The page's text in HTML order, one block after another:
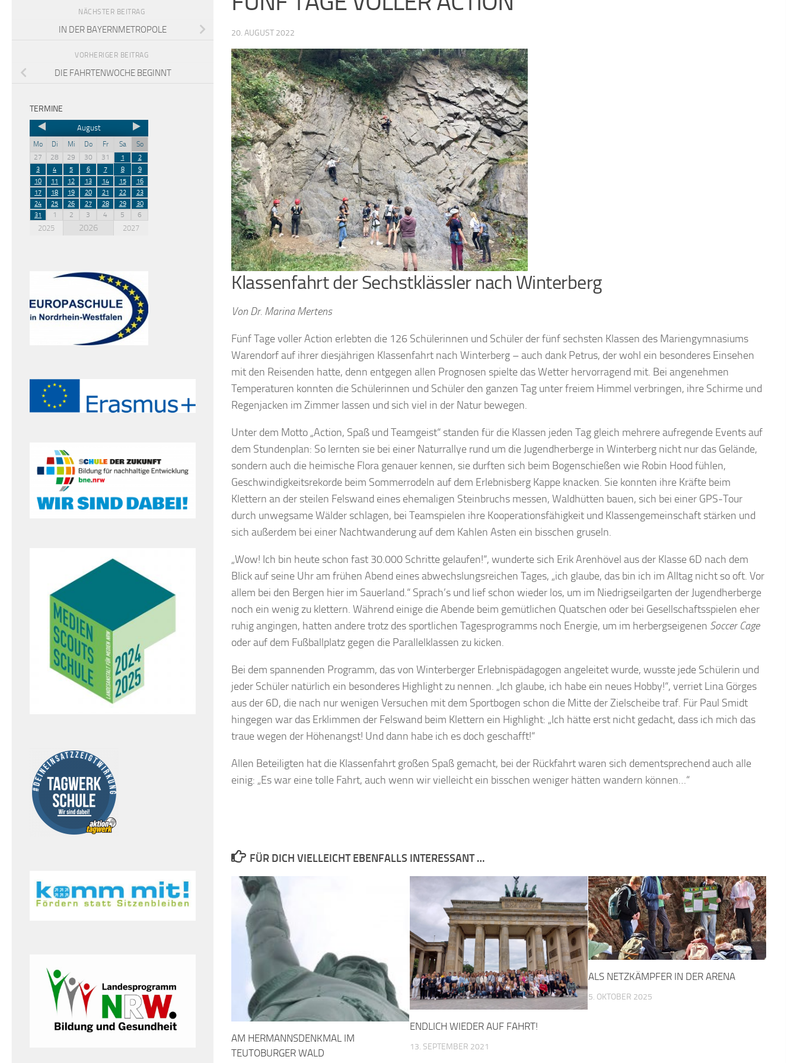
20. AUGUST 2022
Klassenfahrt der Sechstklässler nach Winterberg
Von Dr. Marina Mertens
Fünf Tage voller Action erlebten die 126 Schülerinnen und Schüler der fünf sechsten Klassen des Mariengymnasiums
Warendorf auf ihrer diesjährigen Klassenfahrt nach Winterberg – auch dank Petrus, der wohl ein besonderes Einsehen
mit den Reisenden hatte, denn entgegen allen Prognosen spielte das Wetter hervorragend mit. Bei angenehmen
Temperaturen konnten die Schülerinnen und Schüler den ganzen Tag unter freiem Himmel verbringen, ihre Schirme und
Regenjacken im Zimmer lassen und sich viel in der Natur bewegen.
Unter dem Motto „Action, Spaß und Teamgeist“ standen für die Klassen jeden Tag gleich mehrere aufregende Events auf
dem Stundenplan: So lernten sie bei einer Naturrallye rund um die Jugendherberge in Winterberg nicht nur das Gelände,
sondern auch die heimische Flora genauer kennen, sie durften sich beim Bogenschießen wie Robin Hood fühlen,
Geschwindigkeitsrekorde beim Sommerrodeln auf dem Erlebnisberg Kappe knacken. Sie konnten ihre Kräfte beim
Klettern an der steilen Felswand eines ehemaligen Steinbruchs messen, Waldhütten bauen, sich bei einer GPS-Tour
durch unwegsame Wälder schlagen, bei Teamspielen ihre Kooperationsfähigkeit und Klassengemeinschaft stärken und
sich außerdem bei einer Nachtwanderung auf dem Kahlen Asten ein bisschen gruseln.
„Wow! Ich bin heute schon fast 30.000 Schritte gelaufen!“, wunderte sich Erik Arenhövel aus der Klasse 6D nach dem
Blick auf seine Uhr am frühen Abend eines abwechslungsreichen Tages, „ich glaube, das bin ich im Alltag nicht so oft. Vor
allem bei den Bergen hier im Sauerland.“ Sprach’s und lief schon wieder los, um im Niedrigseilgarten der Jugendherberge
noch ein wenig zu klettern. Während einige die Abende beim gemütlichen Quatschen oder bei Gesellschaftsspielen eher
ruhig angingen, hatten andere trotz des sportlichen Tagesprogramms noch Energie, um im herbergseigenen Soccer Cage
oder auf dem Fußballplatz gegen die Parallelklassen zu kicken.
Bei dem spannenden Programm, das von Winterberger Erlebnispädagogen angeleitet wurde, wusste jede Schülerin und
jeder Schüler natürlich ein besonderes Highlight zu nennen. „Ich glaube, ich habe ein neues Hobby!“, verriet Lina Görges
aus der 6D, die nach nur wenigen Versuchen mit dem Sportbogen schon die Mitte der Zielscheibe traf. Für Paul Smidt
hingegen war das Erklimmen der Felswand beim Klettern ein Highlight: „Ich hätte erst nicht gedacht, dass ich mich das
traue wegen der Höhenangst! Und dann habe ich es doch geschafft!“
Allen Beteiligten hat die Klassenfahrt großen Spaß gemacht, bei der Rückfahrt waren sich dementsprechend auch alle
einig: „Es war eine tolle Fahrt, auch wenn wir vielleicht ein bisschen weniger hätten wandern können…“
FÜR DICH VIELLEICHT EBENFALLS INTERESSANT …
AM HERMANNSDENKMAL IM
TEUTOBURGER WALD
ENDLICH WIEDER AUF FAHRT!
13. SEPTEMBER 2021
ALS NETZKÄMPFER IN DER ARENA
5. OKTOBER 2025
NÄCHSTER BEITRAG
IN DER BAYERNMETROPOLE
VORHERIGER BEITRAG
DIE FAHRTENWOCHE BEGINNT
TERMINE
August
Mo Di Mi Do Fr Sa
So
27
28 29 30 31 1
2
3
4 5 6 7 8
9
10
11 12 13 14 15
16
17
18 19 20 21 22
23
24
25 26 27 28 29
30
31
1 2 3 4 5 6
2025 2026 2027